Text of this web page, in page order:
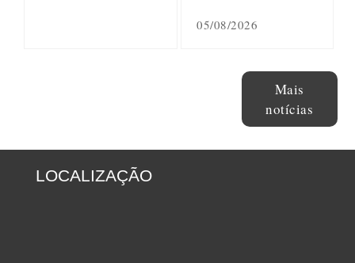
05/08/2026
Mais
notícias
LOCALIZAÇÃO